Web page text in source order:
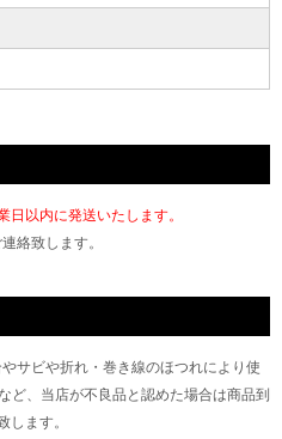
日以内に発送いたします。
絡致します。
サビや折れ・巻き線のほつれにより使
ど、当店が不良品と認めた場合は商品到
します。